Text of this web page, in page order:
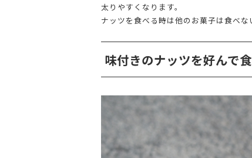
太りやすくなります。
ナッツを食べる時は他のお菓子は食べ
味付きのナッツを好んで